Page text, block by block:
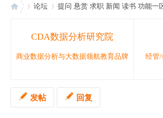
论坛 提问 悬赏 求职 新闻 读书 功能一
CDA数据分析研究院
商业数据分析与大数据领航教育品牌 经管/
发帖 回复